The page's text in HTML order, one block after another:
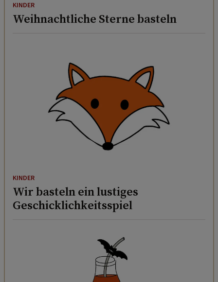
KINDER
Weihnachtliche Sterne basteln
KINDER
Wir basteln ein lustiges
Geschicklichkeitsspiel